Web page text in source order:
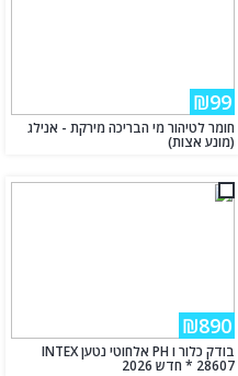
₪99
חומר לטיהור מי הבריכה מירקת - אנילג
(מונע אצות)
₪890
בודק כלור ו PH אלחוטי נטען INTEX
28607 * חדש 2026